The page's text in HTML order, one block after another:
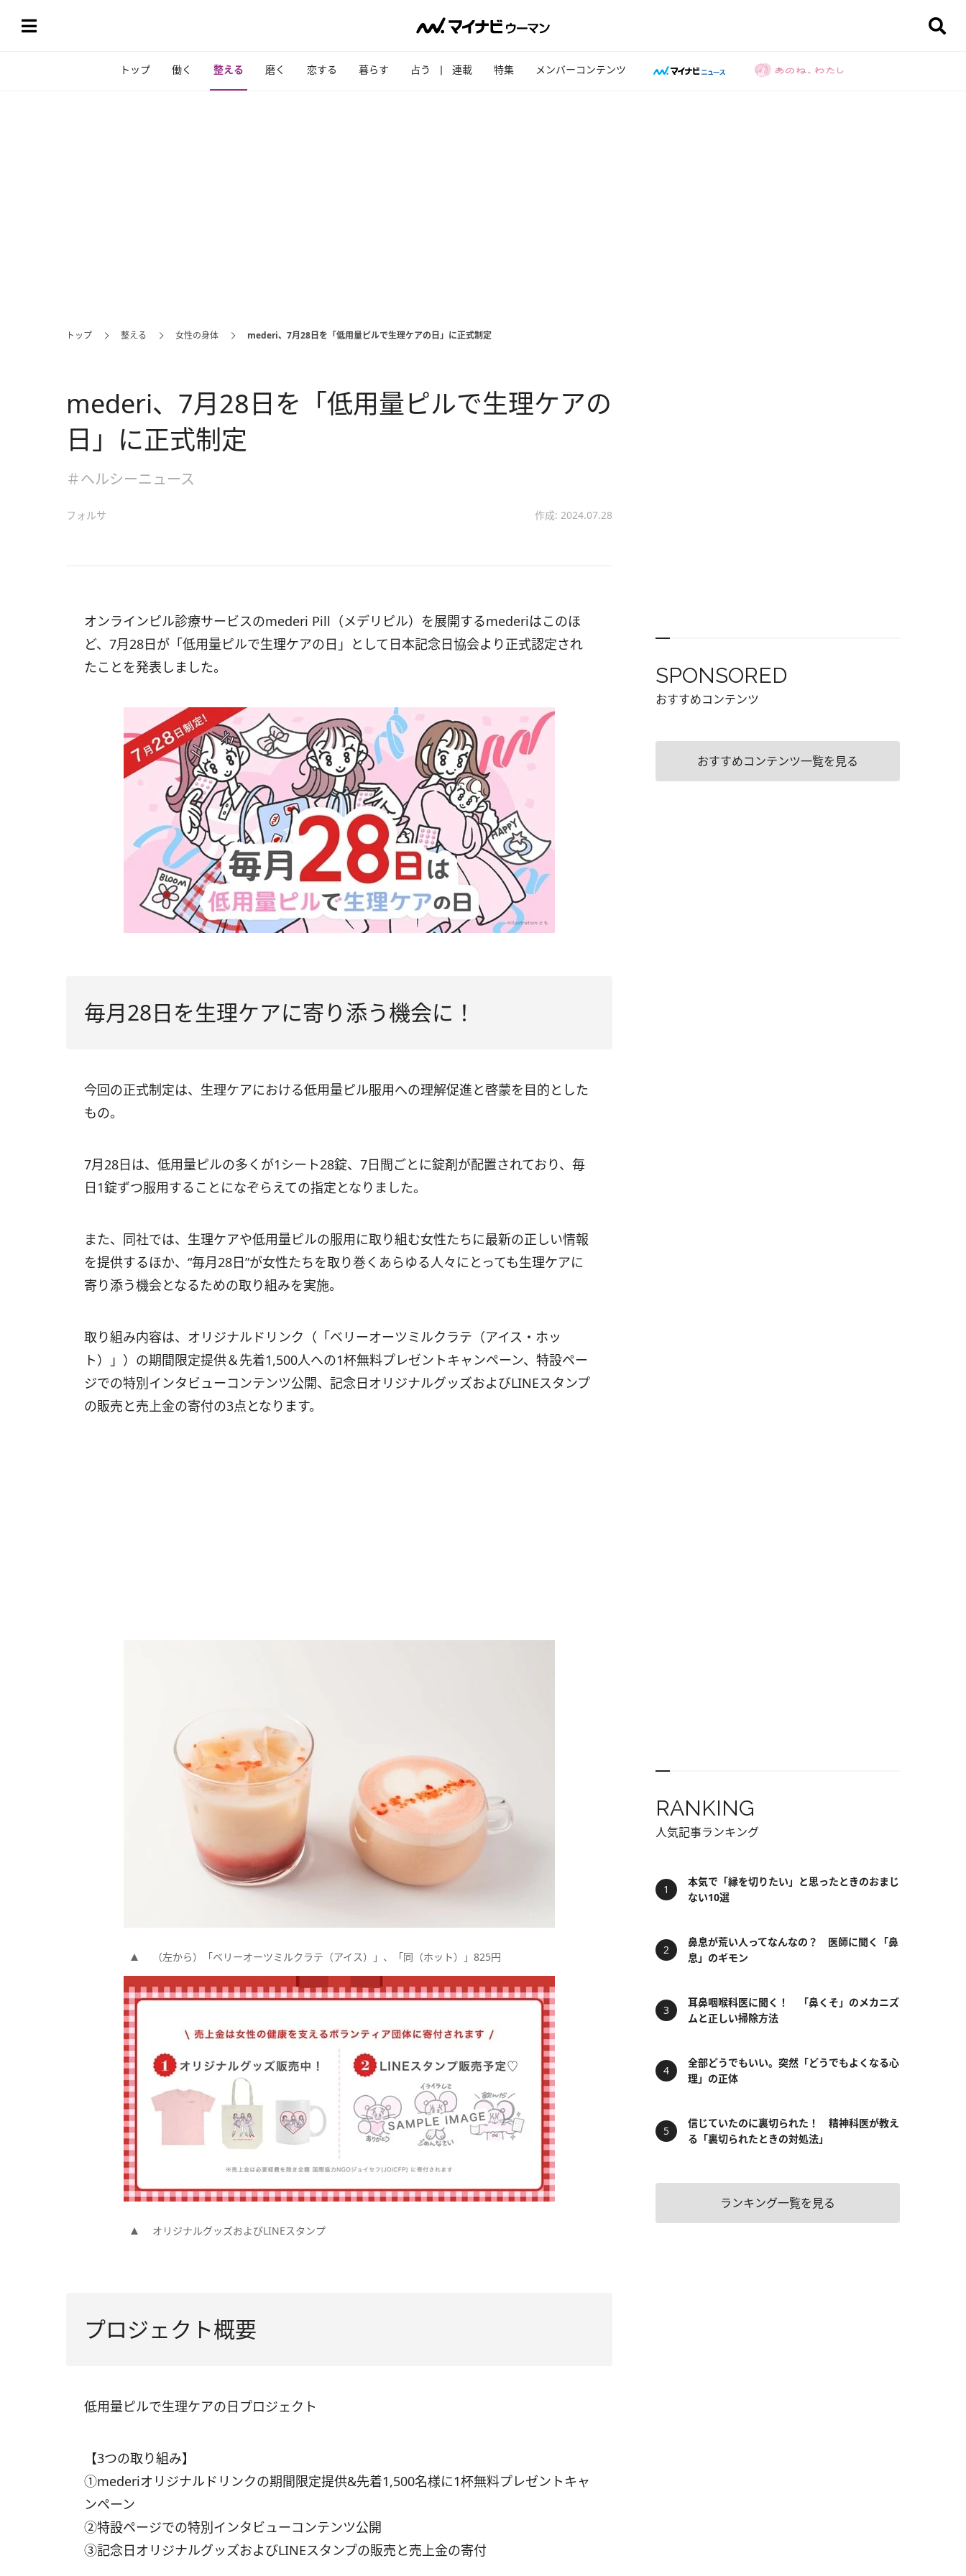
トップ 働く 整える 磨く 恋する 暮らす 占う 連載 特集 メンバーコンテンツ
トップ 整える 女性の身体 mederi、7月28日を「低用量ピルで生理ケアの日」に正式制定
mederi、7月28日を「低用量ピルで生理ケアの
日」に正式制定
＃ヘルシーニュース
フォルサ 作成: 2024.07.28
オンラインピル診療サービスのmederi Pill（メデリピル）を展開するmederiはこのほ
ど、7月28日が「低用量ピルで生理ケアの日」として日本記念日協会より正式認定され
たことを発表しました。
毎月28日を生理ケアに寄り添う機会に！
今回の正式制定は、生理ケアにおける低用量ピル服用への理解促進と啓蒙を目的とした
もの。
7月28日は、低用量ピルの多くが1シート28錠、7日間ごとに錠剤が配置されており、毎
日1錠ずつ服用することになぞらえての指定となりました。
また、同社では、生理ケアや低用量ピルの服用に取り組む女性たちに最新の正しい情報
を提供するほか、“毎月28日”が女性たちを取り巻くあらゆる人々にとっても生理ケアに
寄り添う機会となるための取り組みを実施。
取り組み内容は、オリジナルドリンク（「ベリーオーツミルクラテ（アイス・ホッ
ト）」）の期間限定提供＆先着1,500人への1杯無料プレゼントキャンペーン、特設ペー
ジでの特別インタビューコンテンツ公開、記念日オリジナルグッズおよびLINEスタンプ
の販売と売上金の寄付の3点となります。
（左から）「ベリーオーツミルクラテ（アイス）」、「同（ホット）」825円
オリジナルグッズおよびLINEスタンプ
プロジェクト概要
低用量ピルで生理ケアの日プロジェクト
【3つの取り組み】
①mederiオリジナルドリンクの期間限定提供&先着1,500名様に1杯無料プレゼントキャ
ンペーン
②特設ページでの特別インタビューコンテンツ公開
③記念日オリジナルグッズおよびLINEスタンプの販売と売上金の寄付
SPONSORED
おすすめコンテンツ
おすすめコンテンツ一覧を見る
RANKING
人気記事ランキング
本気で「縁を切りたい」と思ったときのおまじ
ない10選
鼻息が荒い人ってなんなの？ 医師に聞く「鼻
息」のギモン
耳鼻咽喉科医に聞く！ 「鼻くそ」のメカニズ
ムと正しい掃除方法
全部どうでもいい。突然「どうでもよくなる心
理」の正体
信じていたのに裏切られた！ 精神科医が教え
る「裏切られたときの対処法」
ランキング一覧を見る